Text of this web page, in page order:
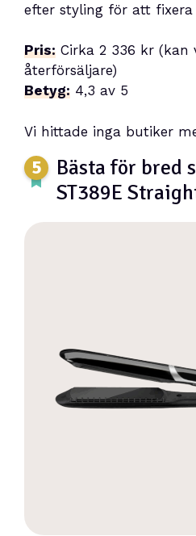
efter styling för att
Pris: Cirka 2 336 kr (kan
återförsäljare)
Betyg: 4,3 av 5
Vi hittade inga butiker
Bästa för bred
ST389E